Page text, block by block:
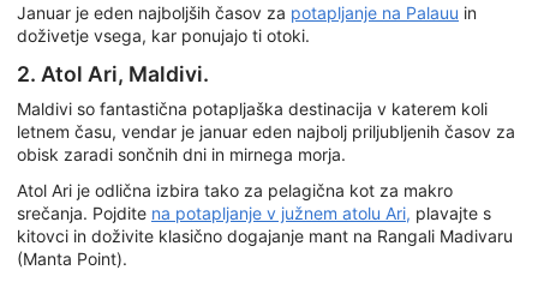
Januar je eden najboljših časov za potapljanje na Palauu in
doživetje vsega, kar ponujajo ti otoki.
2. Atol Ari, Maldivi.
Maldivi so fantastična potapljaška destinacija v katerem koli
letnem času, vendar je januar eden najbolj priljubljenih časov za
obisk zaradi sončnih dni in mirnega morja.
Atol Ari je odlična izbira tako za pelagična kot za makro
srečanja. Pojdite na potapljanje v južnem atolu Ari, plavajte s
kitovci in doživite klasično dogajanje mant na Rangali Madivaru
(Manta Point).